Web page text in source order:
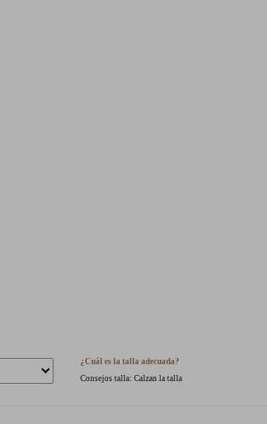
¿Cuál es la talla adecuada?
Consejos talla: Calzan la talla